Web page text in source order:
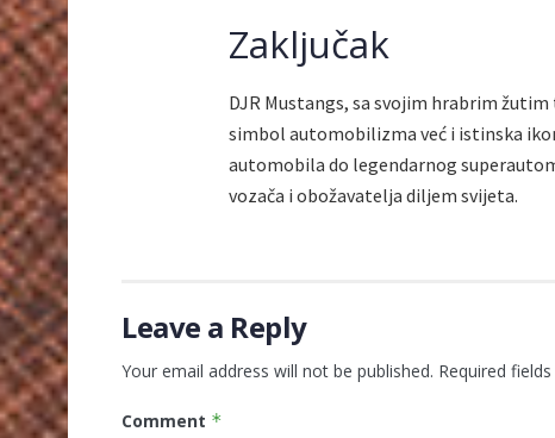
Zaključak
DJR Mustangs, sa svojim hrabrim
simbol automobilizma već i istinska
automobila do legendarnog
vozača i obožavatelja diljem svijeta.
Leave a Reply
Your email address will not be published. Required
Comment *